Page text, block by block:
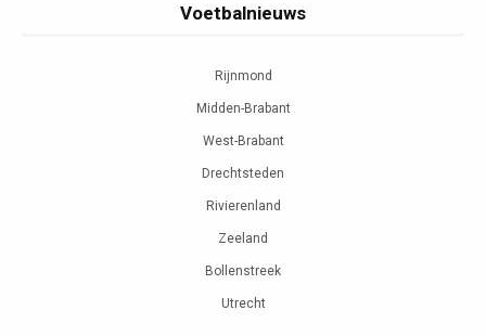
Voetbalnieuws
Rijnmond
Midden-Brabant
West-Brabant
Drechtsteden
Rivierenland
Zeeland
Bollenstreek
Utrecht